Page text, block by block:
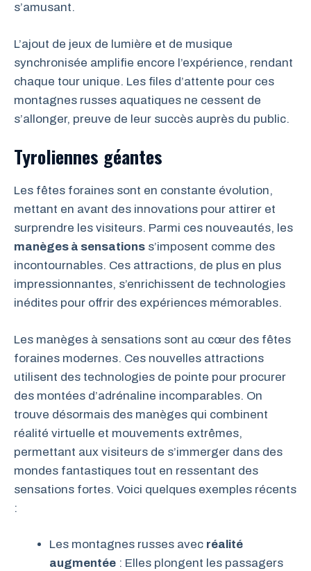
s’amusant.
L’ajout de jeux de lumière et de musique
synchronisée amplifie encore l’expérience, rendant
chaque tour unique. Les files d’attente pour ces
montagnes russes aquatiques ne cessent de
s’allonger, preuve de leur succès auprès du public.
Tyroliennes géantes
Les fêtes foraines sont en constante évolution,
mettant en avant des innovations pour attirer et
surprendre les visiteurs. Parmi ces nouveautés, les
manèges à sensations s’imposent comme des
incontournables. Ces attractions, de plus en plus
impressionnantes, s’enrichissent de technologies
inédites pour offrir des expériences mémorables.
Les manèges à sensations sont au cœur des fêtes
foraines modernes. Ces nouvelles attractions
utilisent des technologies de pointe pour procurer
des montées d’adrénaline incomparables. On
trouve désormais des manèges qui combinent
réalité virtuelle et mouvements extrêmes,
permettant aux visiteurs de s’immerger dans des
mondes fantastiques tout en ressentant des
sensations fortes. Voici quelques exemples récents
:
Les montagnes russes avec réalité
augmentée : Elles plongent les passagers